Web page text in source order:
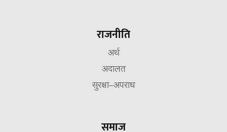
राजनीति
अर्थ
अदालत
सुरक्षा–अपराध
समाज